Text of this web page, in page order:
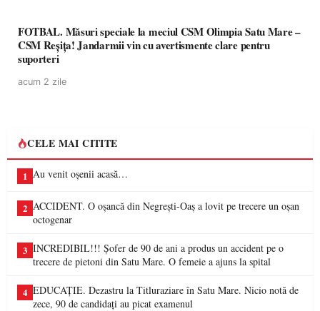
FOTBAL. Măsuri speciale la meciul CSM Olimpia Satu Mare –
CSM Reșița! Jandarmii vin cu avertismente clare pentru
suporteri
acum 2 zile
CELE MAI CITITE
1 Au venit oșenii acasă…
2 ACCIDENT. O oșancă din Negrești-Oaș a lovit pe trecere un oșan
octogenar
3 INCREDIBIL!!! Șofer de 90 de ani a produs un accident pe o
trecere de pietoni din Satu Mare. O femeie a ajuns la spital
4 EDUCAȚIE. Dezastru la Titluraziare în Satu Mare. Nicio notă de
zece, 90 de candidați au picat examenul